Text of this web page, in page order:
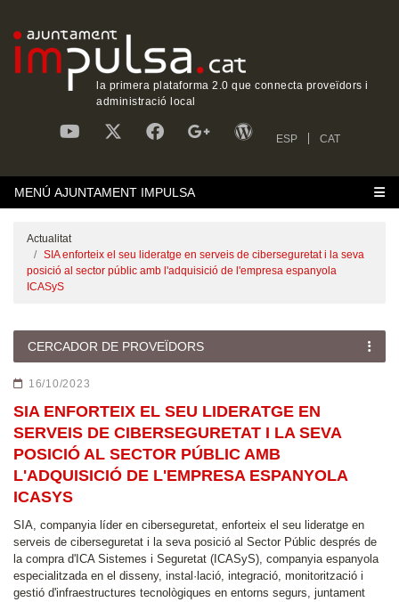
la primera plataforma 2.0 que connecta proveïdors i
administració local
ESP CAT
MENÚ AJUNTAMENT IMPULSA
Actualitat
SIA enforteix el seu lideratge en serveis de ciberseguretat i la seva
posició al sector públic amb l'adquisició de l'empresa espanyola
ICASyS
CERCADOR DE PROVEÏDORS
16/10/2023
SIA ENFORTEIX EL SEU LIDERATGE EN
SERVEIS DE CIBERSEGURETAT I LA SEVA
POSICIÓ AL SECTOR PÚBLIC AMB
L'ADQUISICIÓ DE L'EMPRESA ESPANYOLA
ICASYS
SIA, companyia líder en ciberseguretat, enforteix el seu lideratge en
serveis de ciberseguretat i la seva posició al Sector Públic després de
la compra d'ICA Sistemes i Seguretat (ICASyS), companyia espanyola
especialitzada en el disseny, instal·lació, integració, monitorització i
gestió d'infraestructures tecnològiques en entorns segurs, juntament